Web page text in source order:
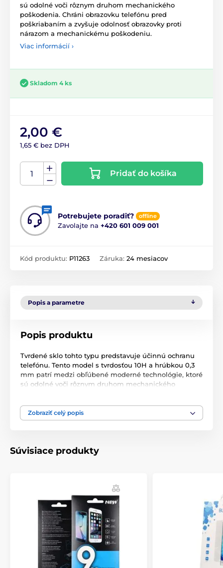
sú odolné voči rôznym druhom mechanického
poškodenia. Chráni obrazovku telefónu pred
poškriabaním a zvyšuje odolnosť obrazovky proti
nárazom a mechanickému poškodeniu.
Viac informácií ›
Skladom 4 ks
2,00 €
1,65 € bez DPH
Pridať do košíka
Potrebujete poradiť? offline
Zavolajte na +420 601 009 001
Kód produktu: P11263 Záruka: 24 mesiacov
Popis a parametre
Popis produktu
Tvrdené sklo tohto typu predstavuje účinnú ochranu
telefónu. Tento model s tvrdosťou 10H a hrúbkou 0,3
mm patrí medzi obľúbené moderné technológie, ktoré
sú odolné voči rôznym druhom mechanického
nárazom a mechanickému poškodeniu.
prípadnému odlupovaniu alebo usadzovaniu prachu.
Súčasťou balenia je príslušenstvo na jednoduchú
aplikáciu.
Zobraziť celý popis
Súvisiace produkty